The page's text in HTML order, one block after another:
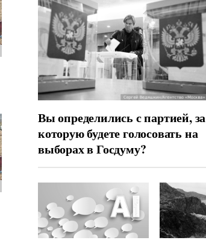
Вы определились с партией, за
которую будете голосовать на
выборах в Госдуму?